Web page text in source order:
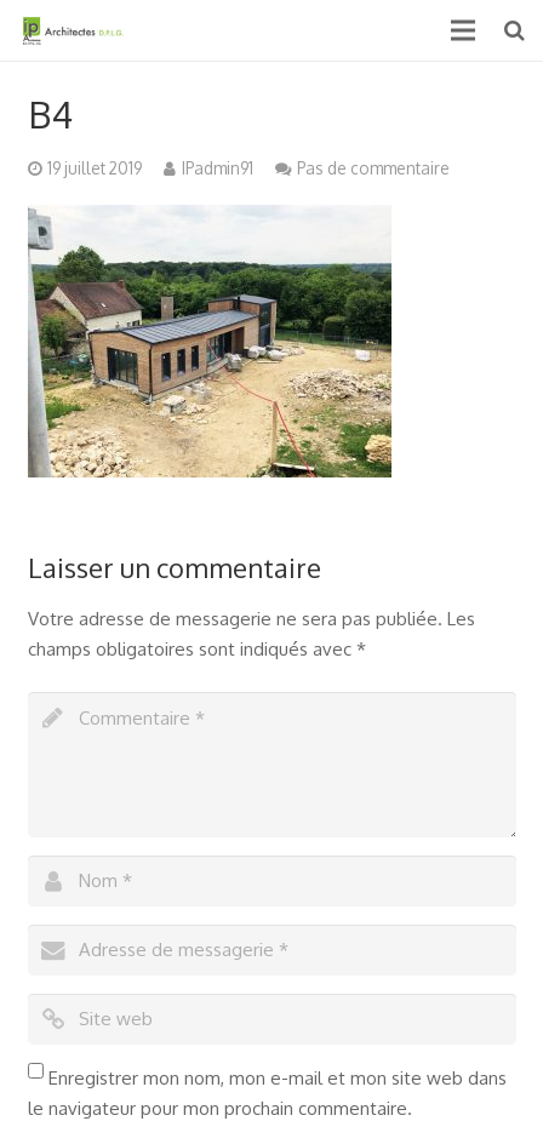
Actualités & médias
Contact
B4
19 juillet 2019 IPadmin91 Pas de commentaire
Laisser un commentaire
Votre adresse de messagerie ne sera pas publiée. Les
champs obligatoires sont indiqués avec *
Enregistrer mon nom, mon e-mail et mon site web dans
le navigateur pour mon prochain commentaire.